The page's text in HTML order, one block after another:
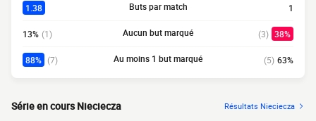
1.38 Buts par match 1
13% (1) Aucun but marqué (3) 38%
88% (7) Au moins 1 but marqué (5) 63%
Série en cours Nieciecza Résultats Nieciecza